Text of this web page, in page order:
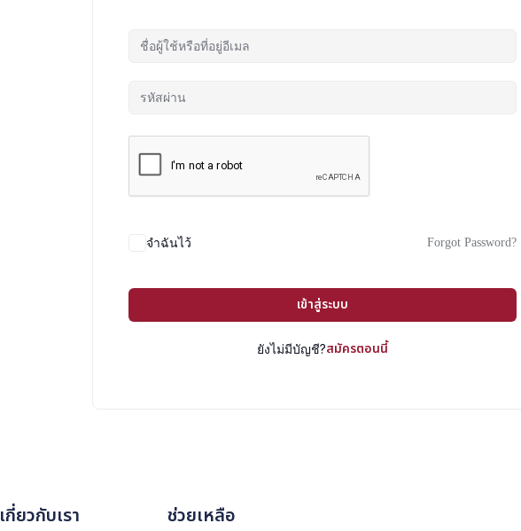
จำฉันไว้ Forgot Password?
เข้าสู่ระบบ
ยังไม่มีบัญชี?สมัครตอนนี้
เกี่ยวกับเรา ช่วยเหลือ